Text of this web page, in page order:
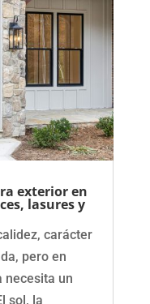
exterior en
lasures y
carácter
pero en
necesita un
sol, la